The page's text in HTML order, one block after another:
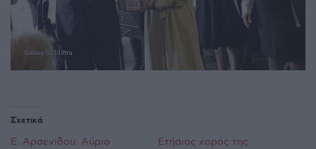
Σχετικά
Ε. Αρσενίδου: Αύριο
Ετήσιος χορός της